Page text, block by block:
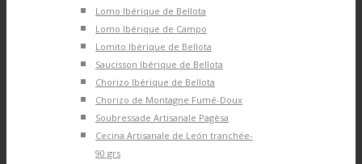
Lomo Ibérique de Bellota
Lomo Ibérique de Campo
Lomito Ibérique de Bellota
Saucisson Ibérique de Bellota
Chorizo Ibérique de Bellota
Chorizo de Montagne Fumé-Doux
Soubressade Artisanale Pagèsa
Cecina Artisanale de León tranchée-
90 grs